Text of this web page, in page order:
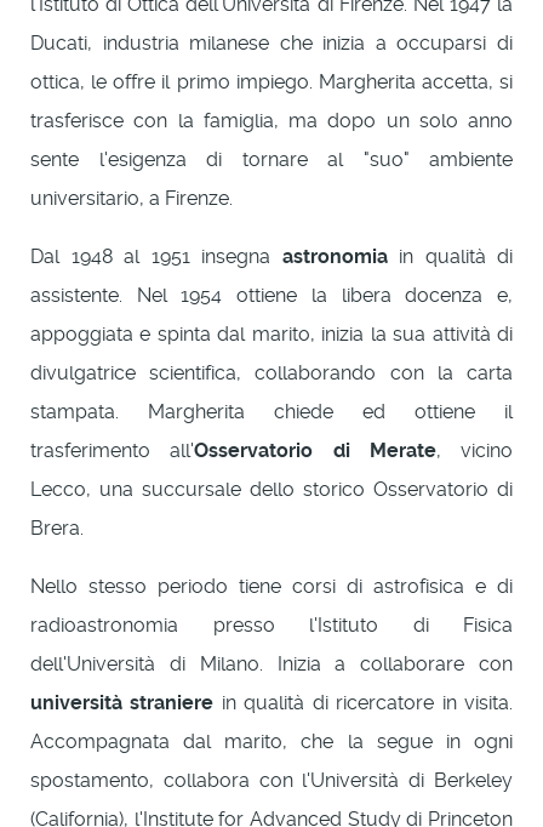
Ducati, industria milanese che inizia a occuparsi di
ottica, le offre il primo impiego. Margherita accetta, si
trasferisce con la famiglia, ma dopo un solo anno
sente l'esigenza di tornare al "suo" ambiente
universitario, a Firenze.
Dal 1948 al 1951 insegna astronomiain qualità di
assistente. Nel 1954 ottiene la libera docenza e,
appoggiata e spinta dal marito, inizia la sua attività di
divulgatrice scientifica, collaborando con la carta
stampata. Margherita chiede ed ottiene il
trasferimento all'Osservatorio di Merate, vicino
Lecco, una succursale dello storico Osservatorio di
Brera.
Nello stesso periodo tiene corsi di astrofisica e di
radioastronomia presso l'Istituto di Fisica
dell'Università di Milano. Inizia a collaborare con
università straniere in qualità di ricercatore in visita.
Accompagnata dal marito, che la segue in ogni
spostamento, collabora con l'Università di Berkeley
(California), l'Institute for Advanced Study di Princeton